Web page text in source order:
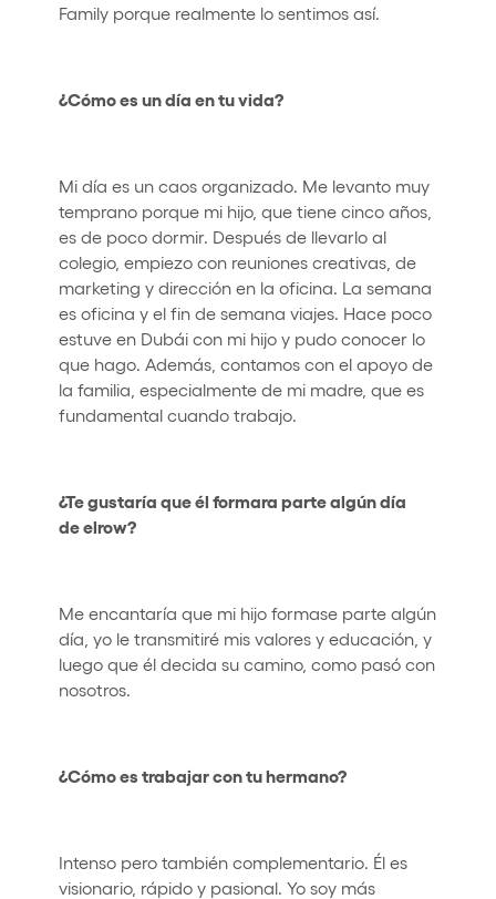
Family porque realmente lo sentimos así.
¿Cómo es un día en tu vida?
Mi día es un caos organizado. Me levanto muy
temprano porque mi hijo, que tiene cinco años,
es de poco dormir. Después de llevarlo al
colegio, empiezo con reuniones creativas, de
marketing y dirección en la oficina. La semana
es oficina y el fin de semana viajes. Hace poco
estuve en Dubái con mi hijo y pudo conocer lo
que hago. Además, contamos con el apoyo de
la familia, especialmente de mi madre, que es
fundamental cuando trabajo.
¿Te gustaría que él formara parte algún día
de elrow?
Me encantaría que mi hijo formase parte algún
día, yo le transmitiré mis valores y educación, y
luego que él decida su camino, como pasó con
nosotros.
¿Cómo es trabajar con tu hermano?
Intenso pero también complementario. Él es
visionario, rápido y pasional. Yo soy más